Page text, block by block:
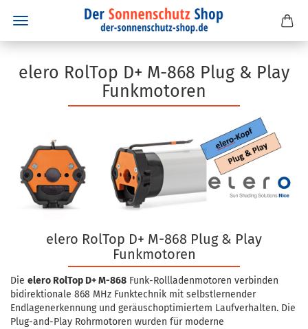
elero RolTop D+ M-868 Plug & Play
Funkmotoren
elero RolTop D+ M-868 Plug & Play
Funkmotoren
Die elero RolTop D+ M-868 Funk-Rollladenmotoren verbinden
bidirektionale 868 MHz Funktechnik mit selbstlernender
Endlagenerkennung und geräuschoptimiertem Laufverhalten. Die
Plug-and-Play Rohrmotoren wurden für moderne